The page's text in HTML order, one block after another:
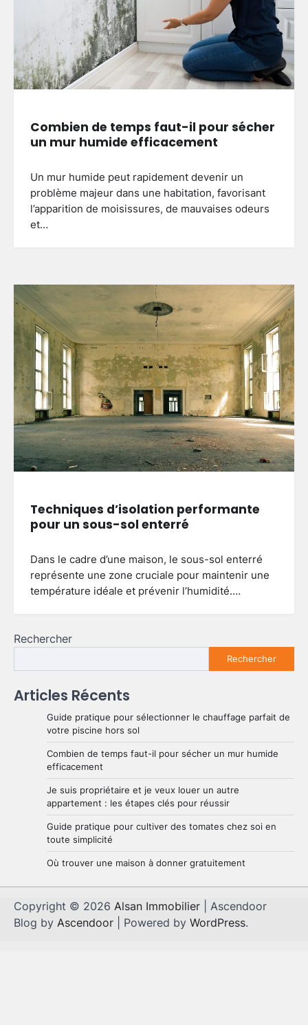
Combien de temps faut-il pour sécher
un mur humide efficacement
Un mur humide peut rapidement devenir un
problème majeur dans une habitation, favorisant
l’apparition de moisissures, de mauvaises odeurs
et…
Techniques d’isolation performante
pour un sous-sol enterré
Dans le cadre d’une maison, le sous-sol enterré
représente une zone cruciale pour maintenir une
température idéale et prévenir l’humidité.…
Rechercher
Rechercher
Articles Récents
Guide pratique pour sélectionner le chauffage parfait de
votre piscine hors sol
Combien de temps faut-il pour sécher un mur humide
efficacement
Je suis propriétaire et je veux louer un autre
appartement : les étapes clés pour réussir
Guide pratique pour cultiver des tomates chez soi en
toute simplicité
Où trouver une maison à donner gratuitement
Copyright © 2026 Alsan Immobilier | Ascendoor
Blog by Ascendoor | Powered by WordPress.